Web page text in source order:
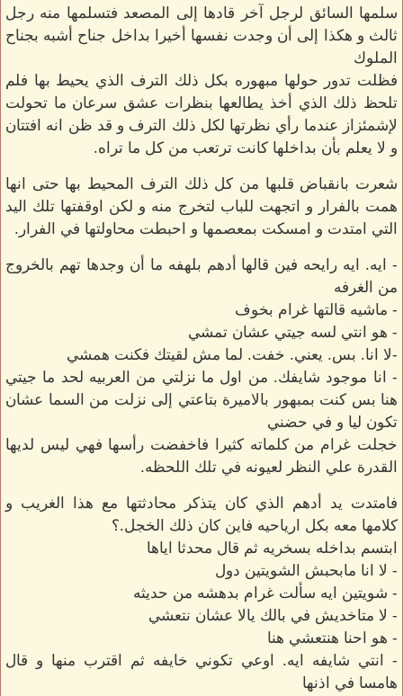
سلمها السائق لرجل آخر قادها إلى المصعد فتسلمها منه رجل
ثالث و هكذا إلى أن وجدت نفسها أخيرا بداخل جناح أشبه بجناح
الملوك
فظلت تدور حولها مبهوره بكل ذلك الترف الذي يحيط بها فلم
تلحظ ذلك الذي أخذ يطالعها بنظرات عشق سرعان ما تحولت
لإشمئزاز عندما رأي نظرتها لكل ذلك الترف و قد ظن انه افتتان
و لا يعلم بأن بداخلها كانت ترتعب من كل ما تراه.
شعرت بانقباض قلبها من كل ذلك الترف المحيط بها حتى انها
همت بالفرار و اتجهت للباب لتخرج منه و لكن اوقفتها تلك اليد
التي امتدت و امسكت بمعصمها و احبطت محاولتها في الفرار.
- ايه. ايه رايحه فين قالها أدهم بلهفه ما أن وجدها تهم بالخروج
من الغرفه
- ماشيه قالتها غرام بخوف
- هو انتي لسه جيتي عشان تمشي
-لا انا. بس. يعني. خفت. لما مش لقيتك فكنت همشي
- انا موجود شايفك. من اول ما نزلتي من العربيه لحد ما جيتي
هنا بس كنت بمبهور بالاميرة بتاعتي إلى نزلت من السما عشان
تكون ليا و في حضني
خجلت غرام من كلماته كثيرا فاخفضت رأسها فهي ليس لديها
القدرة علي النظر لعيونه في تلك اللحظه.
فامتدت يد أدهم الذي كان يتذكر محادثتها مع هذا الغريب و
كلامها معه بكل ارياحيه فاين كان ذلك الخجل.؟
ابتسم بداخله بسخريه ثم قال محدثا اياها
- لا انا مابحبش الشويتين دول
- شويتين ايه سألت غرام بدهشه من حديثه
- لا متاخديش في بالك يالا عشان نتعشي
- هو احنا هنتعشي هنا
- انتي شايفه ايه. اوعي تكوني خايفه ثم اقترب منها و قال
هامسا في اذنها